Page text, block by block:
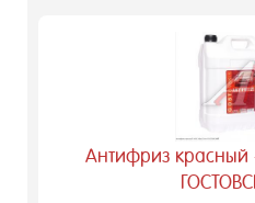
Антифриз красный